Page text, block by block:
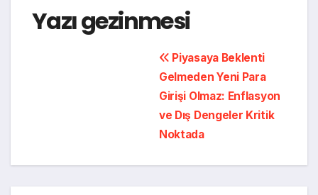
Yazı gezinmesi
Piyasaya Beklenti
Gelmeden Yeni Para
Girişi Olmaz: Enflasyon
ve Dış Dengeler Kritik
Noktada